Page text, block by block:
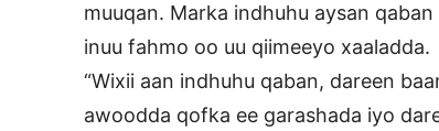
muuqan. Marka indhuhu aysan
inuu fahmo oo uu qiimeeyo xaaladda.
“Wixii aan indhuhu qaban, dareen
awoodda qofka ee garashada iyo